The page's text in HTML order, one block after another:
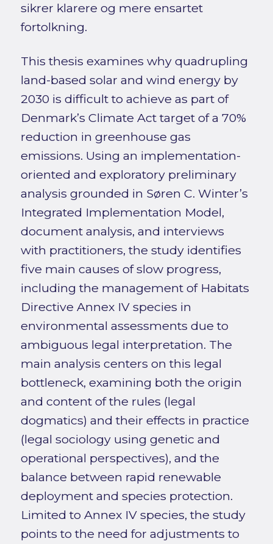
sikrer klarere og mere ensartet
fortolkning.
This thesis examines why quadrupling
land-based solar and wind energy by
2030 is difficult to achieve as part of
Denmark’s Climate Act target of a 70%
reduction in greenhouse gas
emissions. Using an implementation-
oriented and exploratory preliminary
analysis grounded in Søren C. Winter’s
Integrated Implementation Model,
document analysis, and interviews
with practitioners, the study identifies
five main causes of slow progress,
including the management of Habitats
Directive Annex IV species in
environmental assessments due to
ambiguous legal interpretation. The
main analysis centers on this legal
bottleneck, examining both the origin
and content of the rules (legal
dogmatics) and their effects in practice
(legal sociology using genetic and
operational perspectives), and the
balance between rapid renewable
deployment and species protection.
Limited to Annex IV species, the study
points to the need for adjustments to